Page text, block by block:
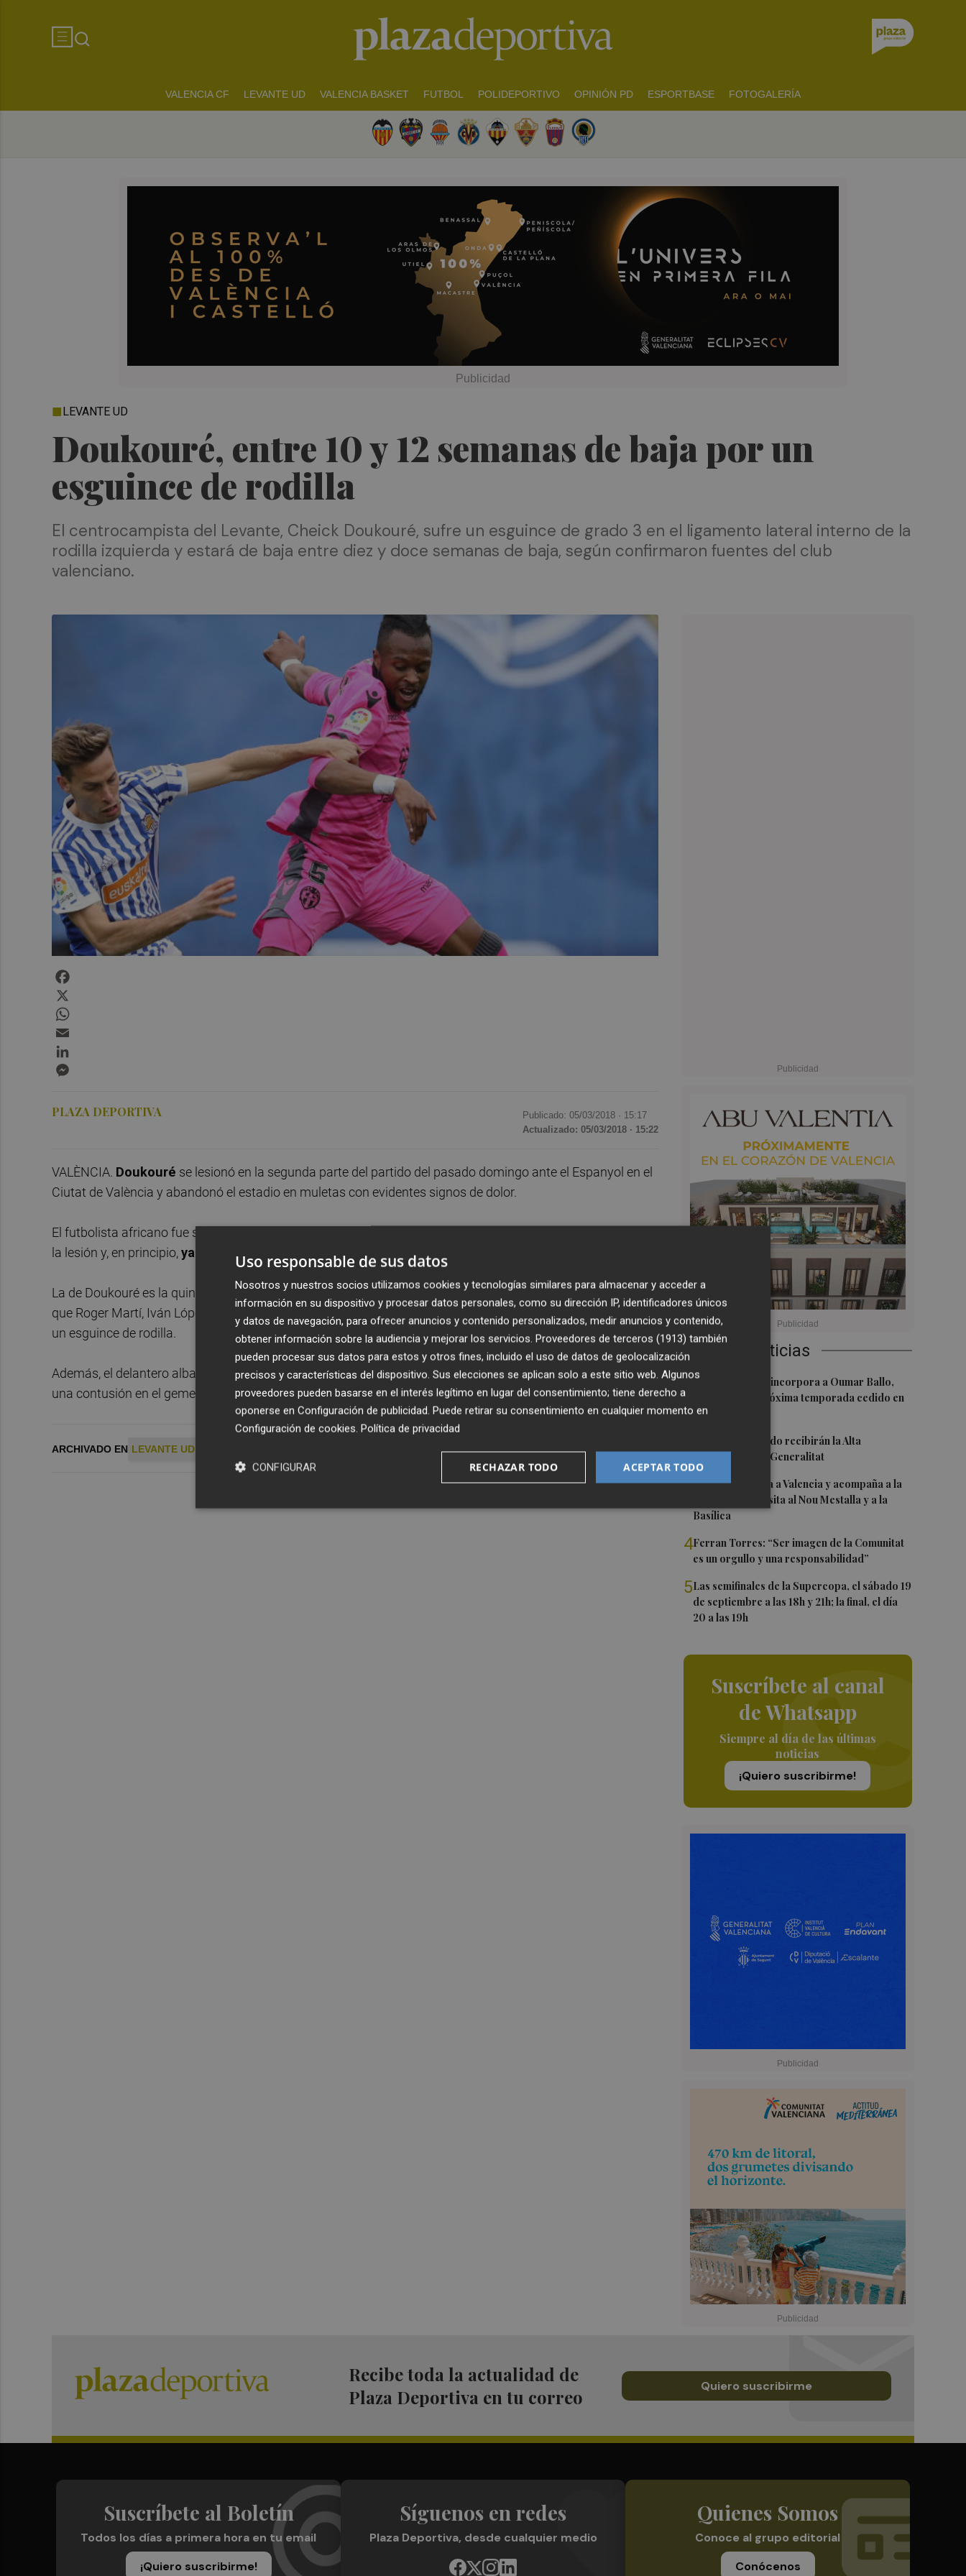
VALENCIA CF LEVANTE UD VALENCIA BASKET FUTBOL POLIDEPORTIVO OPINIÓN PD ESPORTBASE FOTOGALERÍA
Doukouré, entre 10 y 12 semanas de baja por un
esguince de rodilla
LEVANTE UD
El centrocampista del Levante, Cheick Doukouré, sufre un esguince de grado 3 en el ligamento lateral interno de la
rodilla izquierda y estará de baja entre diez y doce semanas de baja, según confirmaron fuentes del club
valenciano.
Últimas Noticias
1Valencia Basket incorpora a Oumar Ballo,
que jugará la próxima temporada cedido en
Galatasaray
Ferran y Grimaldo recibirán la Alta
Distinción de la Generalitat
3Kiat Lim regresa a Valencia y acompaña a la
plantilla en su visita al Nou Mestalla y a la
Basílica
4Ferran Torres: “Ser imagen de la Comunitat
es un orgullo y una responsabilidad”
5Las semifinales de la Supercopa, el sábado 19
de septiembre a las 18h y 21h; la final, el día
20 a las 19h
Suscríbete al canal
de Whatsapp
Siempre al día de las últimas
noticias
¡Quiero suscribirme!
PLAZA DEPORTIVA Publicado: 05/03/2018 · 15:17
Actualizado: 05/03/2018 · 15:22
VALÈNCIA. Doukouré se lesionó en la segunda parte del partido del pasado domingo ante el Espanyol en el
Ciutat de València y abandonó el estadio en muletas con evidentes signos de dolor.
El futbolista africano fue sometido este lunes a distintas
la lesión y, en principio,ya no podrá jugar más lo que resta de temporada
La de Doukouré es la quinta lesión grave de rodilla que sufre un futbolista del Levante esta temporada, ya
que Roger Martí, Iván López y Álex Alegría se rompieron el ligamento cruzado anterior y Nano Mesa sufrió
un esguince de rodilla.
Además, el delantero albanés ArmandoSadikusufre una fractura en el tabique nasal y Pedro López padece
una contusión en el gemelo de la pierna derecha.
ARCHIVADO EN LEVANTE UD
Recibe toda la actualidad de
Plaza Deportiva en tu correo
Quiero suscribirme
Suscríbete al Boletín
Todos los días a primera hora en tu email
¡Quiero suscribirme!
Síguenos en redes
Plaza Deportiva, desde cualquier medio
Quienes Somos
Conoce al grupo editorial
Conócenos
Uso responsable de sus datos
Nosotros y nuestros socios utilizamos cookies y tecnologías similares para almacenar y acceder a
información en su dispositivo y procesar datos personales, como su dirección IP, identificadores únicos
y datos de navegación, para ofrecer anuncios y contenido personalizados, medir anuncios y contenido,
obtener información sobre la audiencia y mejorar los servicios. Proveedores de terceros (1913) también
pueden procesar sus datos para estos y otros fines, incluido el uso de datos de geolocalización
precisos y características del dispositivo. Sus elecciones se aplican solo a este sitio web. Algunos
proveedores pueden basarse en el interés legítimo en lugar del consentimiento; tiene derecho a
oponerse en Configuración de publicidad. Puede retirar su consentimiento en cualquier momento en
Configuración de cookies. Política de privacidad
ACEPTAR TODO
RECHAZAR TODO
CONFIGURAR